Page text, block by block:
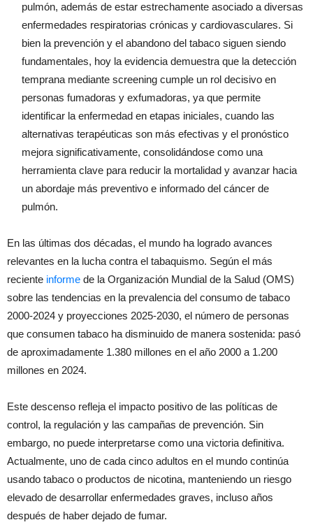
pulmón, además de estar estrechamente asociado a diversas
enfermedades respiratorias crónicas y cardiovasculares. Si
bien la prevención y el abandono del tabaco siguen siendo
fundamentales, hoy la evidencia demuestra que la detección
temprana mediante screening cumple un rol decisivo en
personas fumadoras y exfumadoras, ya que permite
identificar la enfermedad en etapas iniciales, cuando las
alternativas terapéuticas son más efectivas y el pronóstico
mejora significativamente, consolidándose como una
herramienta clave para reducir la mortalidad y avanzar hacia
un abordaje más preventivo e informado del cáncer de
pulmón.
En las últimas dos décadas, el mundo ha logrado avances
relevantes en la lucha contra el tabaquismo. Según el más
reciente informe de la Organización Mundial de la Salud (OMS)
sobre las tendencias en la prevalencia del consumo de tabaco
2000-2024 y proyecciones 2025-2030, el número de personas
que consumen tabaco ha disminuido de manera sostenida: pasó
de aproximadamente 1.380 millones en el año 2000 a 1.200
millones en 2024.
Este descenso refleja el impacto positivo de las políticas de
control, la regulación y las campañas de prevención. Sin
embargo, no puede interpretarse como una victoria definitiva.
Actualmente, uno de cada cinco adultos en el mundo continúa
usando tabaco o productos de nicotina, manteniendo un riesgo
elevado de desarrollar enfermedades graves, incluso años
después de haber dejado de fumar.